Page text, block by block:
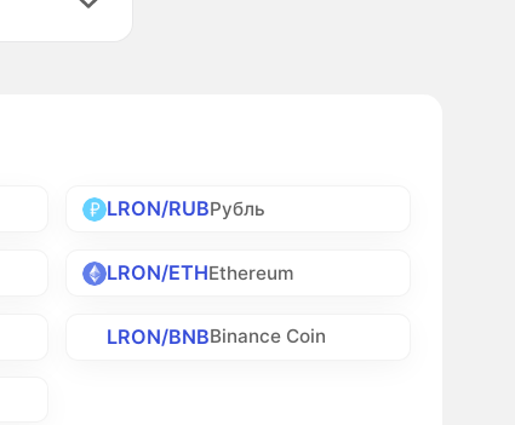
LRON/RUBРубль
LRON/ETHEthereum
LRON/BNBBinance Coin